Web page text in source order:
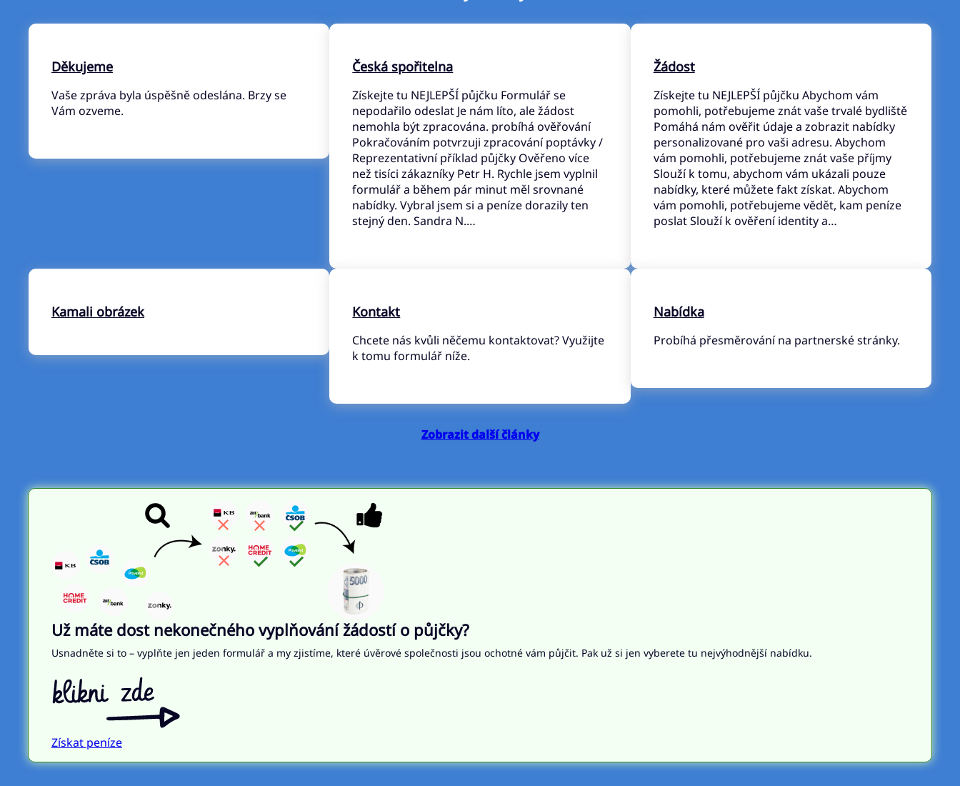
Děkujeme
Vaše zpráva byla úspěšně odeslána. Brzy se
Vám ozveme.
Česká spořitelna
Získejte tu NEJLEPŠÍ půjčku Formulář se
nepodařilo odeslat Je nám líto, ale žádost
nemohla být zpracována. probíhá ověřování
Pokračováním potvrzuji zpracování poptávky /
Reprezentativní příklad půjčky Ověřeno více
než tisíci zákazníky Petr H. Rychle jsem vyplnil
formulář a během pár minut měl srovnané
nabídky. Vybral jsem si a peníze dorazily ten
stejný den. Sandra N.…
Žádost
Získejte tu NEJLEPŠÍ půjčku Abychom vám
pomohli, potřebujeme znát vaše trvalé bydliště
Pomáhá nám ověřit údaje a zobrazit nabídky
personalizované pro vaši adresu. Abychom
vám pomohli, potřebujeme znát vaše příjmy
Slouží k tomu, abychom vám ukázali pouze
nabídky, které můžete fakt získat. Abychom
vám pomohli, potřebujeme vědět, kam peníze
poslat Slouží k ověření identity a…
Kamali obrázek Kontakt
Chcete nás kvůli něčemu kontaktovat? Využijte
k tomu formulář níže.
Nabídka
Probíhá přesměrování na partnerské stránky.
Zobrazit další články
Už máte dost nekonečného vyplňování žádostí o půjčky?
Usnadněte si to – vyplňte jen jeden formulář a my zjistíme, které úvěrové společnosti jsou ochotné vám půjčit. Pak už si jen vyberete tu nejvýhodnější nabídku.
Získat peníze